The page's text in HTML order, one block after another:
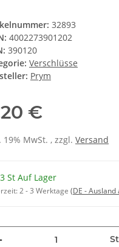
32893
4002273901202
390120
Verschlüsse
Prym
€
19% MwSt. , zzgl. Versand
3 St Auf Lager
2 - 3 Werktage (DE - Ausland
St